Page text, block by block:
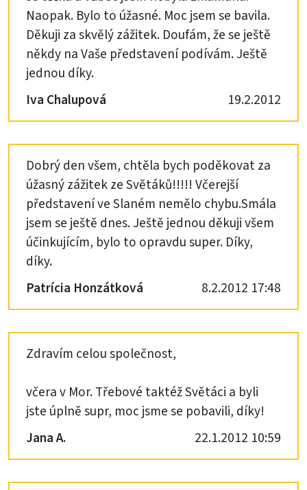
Naopak. Bylo to úžasné. Moc jsem se bavila.
Děkuji za skvělý zážitek. Doufám, že se ještě
někdy na Vaše představení podívám. Ještě
jednou díky.
Iva Chalupová
19.2.2012
Dobrý den všem, chtěla bych poděkovat za
úžasný zážitek ze Světáků!!!!! Včerejší
představení ve Slaném nemělo chybu.Smála
jsem se ještě dnes. Ještě jednou děkuji všem
účinkujícím, bylo to opravdu super. Díky,
díky.
Patrícia Honzátková
8.2.2012 17:48
Zdravím celou společnost,
včera v Mor. Třebové taktéž Světáci a byli
jste úplně supr, moc jsme se pobavili, díky!
Jana A.
22.1.2012 10:59